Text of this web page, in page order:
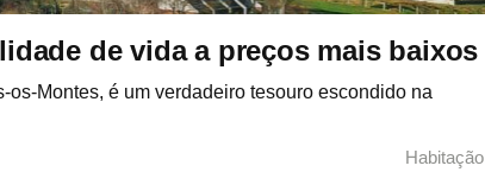
de vida a preços mais baixos
os-Montes, é um verdadeiro tesouro escondido na
Habitação